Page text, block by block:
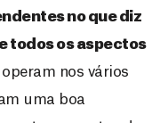
no que diz
todos os aspectos
nos vários
uma boa